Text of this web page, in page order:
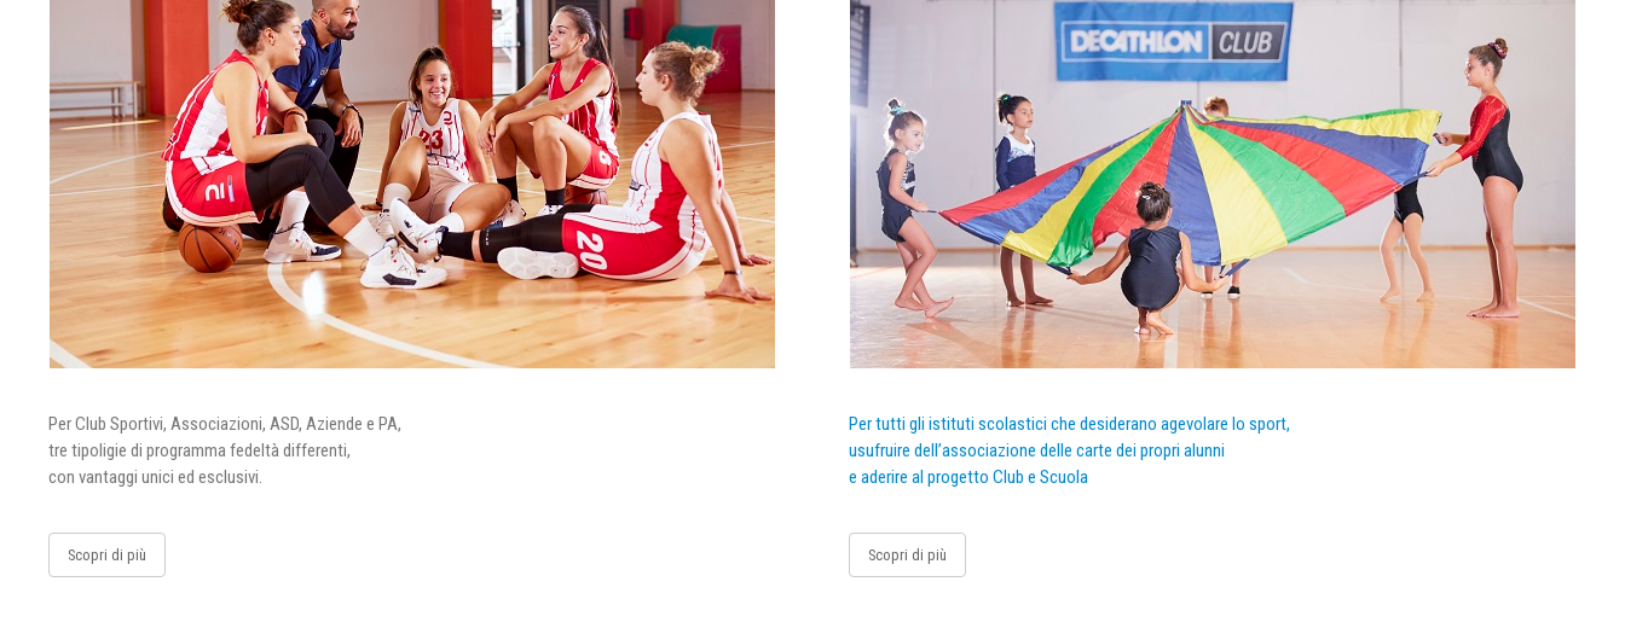
Per Club Sportivi, Associazioni, ASD, Aziende e PA,
tre tipoligie di programma fedeltà differenti,
con vantaggi unici ed esclusivi.
Scopri di più
Per tutti gli istituti scolastici che desiderano agevolare lo sport,
usufruire dell’associazione delle carte dei propri alunni
e aderire al progetto Club e Scuola
Scopri di più